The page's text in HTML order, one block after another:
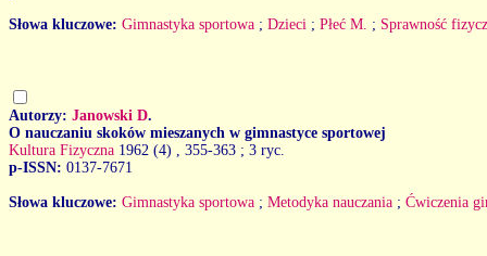
Słowa kluczowe: Gimnastyka sportowa ; Dzieci ; Płeć M. ; Sprawność
Autorzy: Janowski D.
O nauczaniu skoków mieszanych w gimnastyce sportowej
Kultura Fizyczna 1962 (4)
, 355-363 ; 3 ryc.
p-ISSN: 0137-7671
Słowa kluczowe: Gimnastyka sportowa ; Metodyka nauczania ; Ćwiczenia